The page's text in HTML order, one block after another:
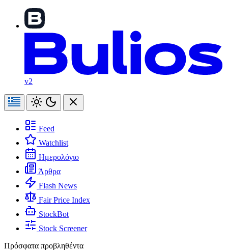
v2
Feed
Watchlist
Ημερολόγιο
Άρθρα
Flash News
Fair Price Index
StockBot
Stock Screener
Πρόσφατα προβληθέντα